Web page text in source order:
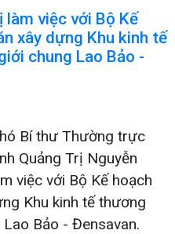
làm việc với Bộ Kế
xây dựng Khu kinh tế
chung Lao Bảo -
Bí thư Thường trực
Quảng Trị Nguyễn
việc với Bộ Kế hoạch
Khu kinh tế thương
Bảo - Đensavan.